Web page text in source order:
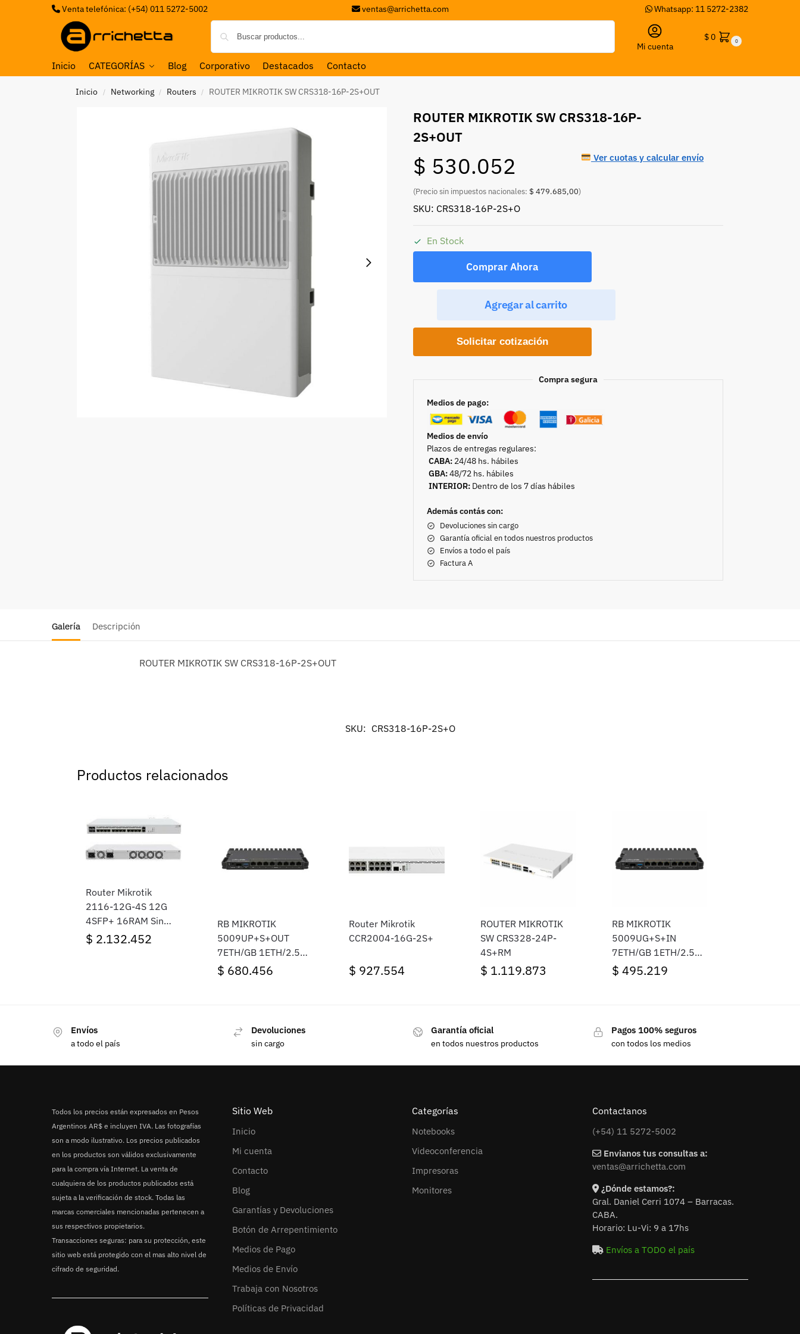
Venta telefónica: (+54) 011 5272-5002 ventas@arrichetta.com Whatsapp: 11 5272-2382
Mi cuenta
$0 0
Inicio CATEGORÍAS Blog Corporativo Destacados Contacto
Inicio / Networking / Routers / ROUTER MIKROTIK SW CRS318-16P-2S+OUT
ROUTER MIKROTIK SW CRS318-16P-
2S+OUT
$ 530.052
(Precio sin impuestos nacionales: $ 479.685,00)
Ver cuotas y calcular envío
SKU: CRS318-16P-2S+O
En Stock
Comprar Ahora
Agregar al carrito
Solicitar cotización
Compra segura
Medios de pago:
Medios de envío
Plazos de entregas regulares:
CABA: 24/48 hs. hábiles
GBA:48/72 hs. hábiles
INTERIOR: Dentro de los 7 días hábiles
Además contás con:
Devoluciones sin cargo
Garantía oficial en todos nuestros productos
Envíos a todo el país
Factura A
Galería Descripción
ROUTER MIKROTIK SW CRS318-16P-2S+OUT
SKU: CRS318-16P-2S+O
Productos relacionados
Router Mikrotik
2116-12G-4S 12G
4SFP+ 16RAM Sin
Cable interlock
$ 2.132.452
RB MIKROTIK
5009UP+S+OUT
7ETH/GB 1ETH/2.5GB
1SFP+S/F
$ 680.456
Router Mikrotik
CCR2004-16G-2S+
$ 927.554
ROUTER MIKROTIK
SW CRS328-24P-
4S+RM
$ 1.119.873
RB MIKROTIK
5009UG+S+IN
7ETH/GB 1ETH/2.5GB
1SFP+ S/F
$ 495.219
Envíos
a todo el país
Devoluciones
sin cargo
Garantía oficial
en todos nuestros productos
Pagos 100% seguros
con todos los medios
Todos los precios están expresados en Pesos
Argentinos AR$ e incluyen IVA. Las fotografías
son a modo ilustrativo. Los precios publicados
en los productos son válidos exclusivamente
para la compra vía Internet. La venta de
cualquiera de los productos publicados está
sujeta a la verificación de stock. Todas las
marcas comerciales mencionadas pertenecen a
sus respectivos propietarios.
Transacciones seguras: para su protección, este
sitio web está protegido con el mas alto nivel de
cifrado de seguridad.
Sitio Web
Inicio
Mi cuenta
Contacto
Blog
Garantías y Devoluciones
Botón de Arrepentimiento
Medios de Pago
Medios de Envío
Trabaja con Nosotros
Políticas de Privacidad
Categorías
Notebooks
Videoconferencia
Impresoras
Monitores
Contactanos
(+54) 11 5272-5002
Envianos tus consultas a:
ventas@arrichetta.com
¿Dónde estamos?:
Gral. Daniel Cerri 1074 – Barracas.
CABA.
Horario: Lu-Vi: 9 a 17hs
Envíos a TODO el país